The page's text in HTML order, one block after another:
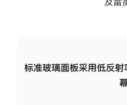
标准玻璃面板采用低反射